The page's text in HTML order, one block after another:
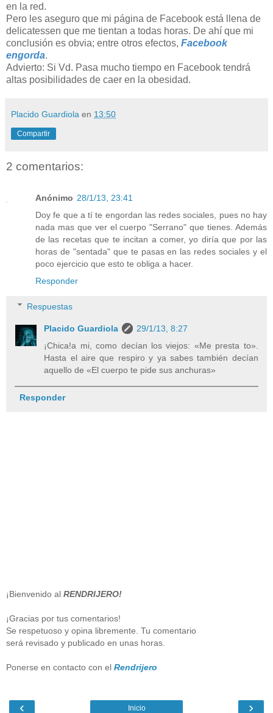
en la red.
Pero les aseguro que mi página de Facebook está llena de
delicatessen que me tientan a todas horas. De ahí que mi
conclusión es obvia; entre otros efectos, Facebook
engorda.
Advierto: Si Vd. Pasa mucho tiempo en Facebook tendrá
altas posibilidades de caer en la obesidad.
Placido Guardiola en 13:50
Compartir
2 comentarios:
Anónimo 28/1/13, 23:41
Doy fe que a tí te engordan las redes sociales, pues no hay
nada mas que ver el cuerpo "Serrano" que tienes. Además
de las recetas que te incitan a comer, yo diría que por las
horas de "sentada" que te pasas en las redes sociales y el
poco ejercicio que esto te obliga a hacer.
Responder
Respuestas
Placido Guardiola
29/1/13, 8:27
¡Chica!a mi, como decían los viejos: «Me presta to».
Hasta el aire que respiro y ya sabes también decían
aquello de «El cuerpo te pide sus anchuras»
Responder
¡Bienvenido al RENDRIJERO!
¡Gracias por tus comentarios!
Se respetuoso y opina libremente. Tu comentario
será revisado y publicado en unas horas.
Ponerse en contacto con el Rendrijero
‹ ›
Inicio